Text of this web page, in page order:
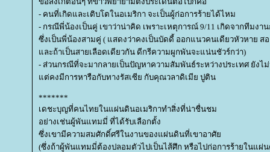
- คนที่เกิดและเติบโตในอเมริกา จะเป็นผู้ก่อการร้ายได้ไหม
- กรณีพี่น้องเป็นคู่ เขาว่าน่าคิด เพราะเหตุการณ์ 9/11 เกิดจากทีมงา
ซึ่งเป็นพี่น้องสามคู่ ( แสดงว่าคงเป็นบัดดี้ ออกแนวคนเดียวหัวหาย
ละถ้าเป็นสายเลือดเดียวกัน ดีกรีความผูกพันจะแน่นชัวร์กว่า)
- ส่วนกรณีที่จะมากลายเป็นปัญหาความสัมพันธ์ระหว่างประเทศ ยัง
ต่คงมีการหารือกับทางรัสเซีย กับคุณวลาดิเมีย ปูติน
*******
เดชะบุญที่คนไทยในแผ่นดินอเมริกาทำสิ่งที่น่าชื่นชม
อย่างเช่นผู้พันแทมมี่ ที่ได้รับเลือกตั้ง
ซึ่งเขามีความสมศักดิ์ศรีในงานของแผ่นดินที่เขาอาศั
(ซึ่งถ้าผู้พันแทมมี่ต้องปลอมตัวไปเป็นไส้ศึก หรือไปก่อการร้ายในแผ่